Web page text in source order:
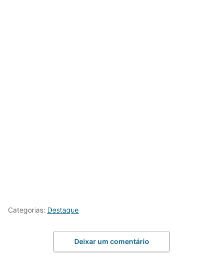
Categorias: Destaque
Deixar um comentário